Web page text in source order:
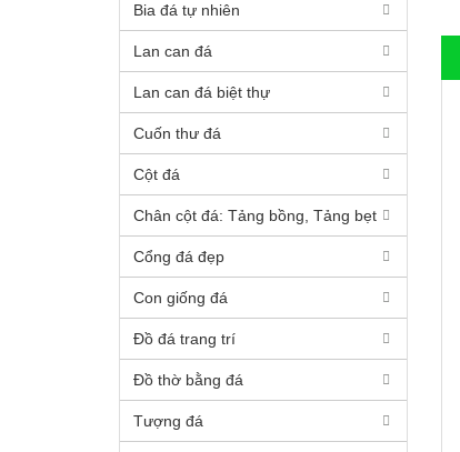
Bia đá tự nhiên
Lan can đá
Lan can đá biệt thự
Cuốn thư đá
Cột đá
Chân cột đá: Tảng bồng, Tảng bẹt
Cổng đá đẹp
Con giống đá
Đồ đá trang trí
Đồ thờ bằng đá
Tượng đá